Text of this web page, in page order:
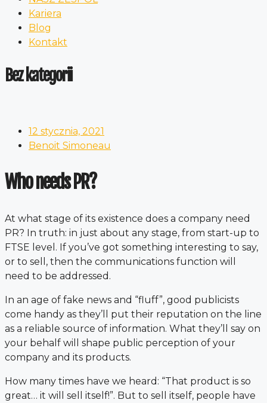
Kariera
Blog
Kontakt
Bez kategorii
12 stycznia, 2021
Benoit Simoneau
Who needs PR?
At what stage of its existence does a company need
PR? In truth: in just about any stage, from start-up to
FTSE level. If you’ve got something interesting to say,
or to sell, then the communications function will
need to be addressed.
In an age of fake news and “fluff”, good publicists
come handy as they’ll put their reputation on the line
as a reliable source of information. What they’ll say on
your behalf will shape public perception of your
company and its products.
How many times have we heard: “That product is so
great… it will sell itself!”. But to sell itself, people have